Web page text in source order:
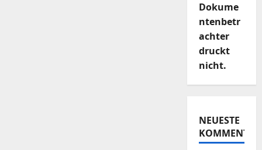
Dokume
ntenbetr
achter
druckt
nicht.
NEUESTE